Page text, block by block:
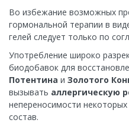
Во избежание возможных
гормональной терапии в
гелей следует только по
Употребление широко
биодобавок для
Потентина и Золотого
вызывать аллергическую
непереносимости
состав.